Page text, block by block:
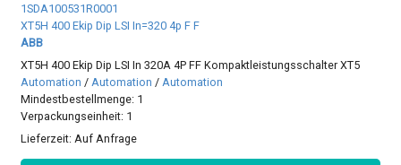
1SDA100531R0001
XT5H 400 Ekip Dip LSI In=320 4p F F
ABB
XT5H 400 Ekip Dip LSI In 320A 4P FF Kompaktleistungsschalter XT5
Automation /Automation /Automation
Mindestbestellmenge: 1
Verpackungseinheit: 1
Lieferzeit:Auf Anfrage